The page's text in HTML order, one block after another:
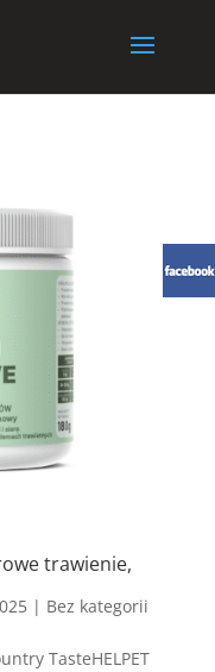
trawienie,
| Bez kategorii
TasteHELPET